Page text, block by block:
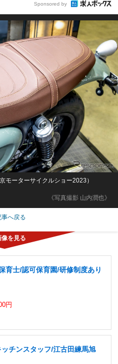
Sponsored by
《写真撮影 山内潤也》
モーターサイクルショー2023）
事へ戻る
育士/認可保育園/研修制度あり
円
チンスタッフ/江古田練馬旭